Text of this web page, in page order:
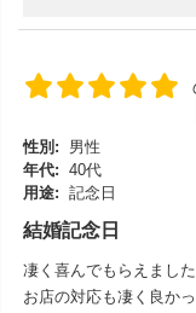
性別:
男性
年代: 40代
用途: 記念日
結婚記念日
凄く喜んでもらえまし
お店の対応も凄く良かっ